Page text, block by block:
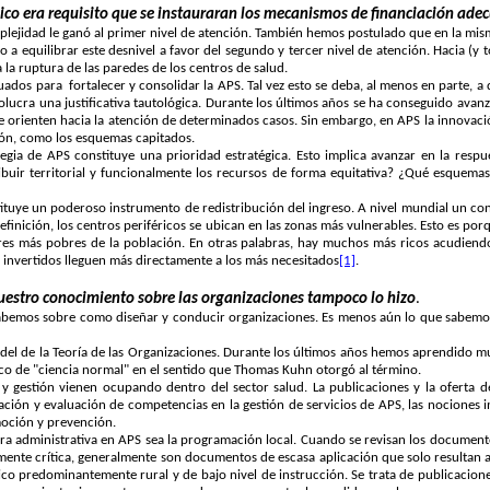
era requisito que se instauraran los mecanismos de financiación
le ganó al primer nivel de atención. También hemos postulado que en la
equilibrar este desnivel a favor del segundo y tercer nivel de atención. Hacia (y
ruptura de las paredes de los centros de salud.
para fortalecer y consolidar la APS. Tal vez esto se deba, al menos en parte, a
una justificativa tautológica. Durante los últimos años se ha conseguido
hacia la atención de determinados casos. Sin embargo, en APS la
como los esquemas capitados.
de APS constituye una prioridad estratégica. Esto implica avanzar en la
territorial y funcionalmente los recursos de forma equitativa? ¿Qué
un poderoso instrumento de redistribución del ingreso. A nivel mundial un
los centros periféricos se ubican en las zonas más vulnerables. Esto es
más pobres de la población. En otras palabras, hay muchos más ricos
lleguen más directamente a los más necesitados[1] .
conocimiento sobre las organizaciones tampoco lo hizo.
sobre como diseñar y conducir organizaciones. Es menos aún lo que
de la Teoríade las Organizaciones. Durante los últimos años hemos aprendido
de "ciencia normal" en el sentido que Thomas Kuhn otorgó al término.
gestión vienen ocupando dentro del sector salud. La publicaciones y la
y evaluación de competencias en la gestión de servicios de APS, las nociones
y prevención.
en APS sea la programación local. Cuando se revisan los
crítica, generalmente son documentos de escasa aplicación que solo
predominantemente rural y de bajo nivel de instrucción. Se trata de